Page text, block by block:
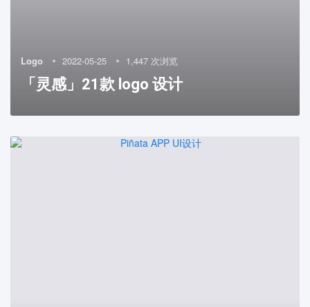
Logo 2022-05-25 1,447 次浏览
「灵感」21款 logo 设计